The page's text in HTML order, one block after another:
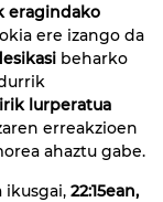
eragindako
ere izango da
beharko
lurperatua
erreakzioen
ahaztu gabe.
ikusgai, 22:15ean,